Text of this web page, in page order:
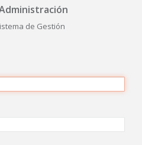
de Gestión